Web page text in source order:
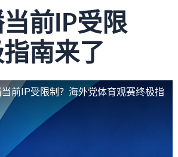
前IP受限
南来了
前IP受限制？海外党体育观赛终极指